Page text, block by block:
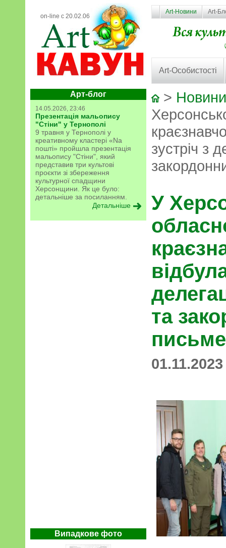
on-line с 20.02.06
Art-Новини Art-
Art-Особистості
Арт-блог
14.05.2026, 23:46
Презентація мальопису
"Стіни" у Тернополі
9 травня у Тернополі у
креативному кластері «Na
пошті» пройшла презентація
мальопису "Стіни", який
представив три культові
проєкти зі збереження
культурної спадщини
Херсонщини. Як це було:
детальніше за посиланням.
Детальніше
Випадкове фото
>
зустріч з
У
та